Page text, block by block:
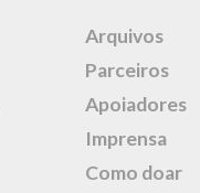
Arquivos
Parceiros
Apoiadores
Imprensa
Como doar